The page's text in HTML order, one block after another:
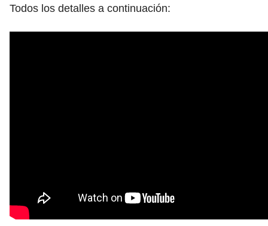
Todos los detalles a continuación: